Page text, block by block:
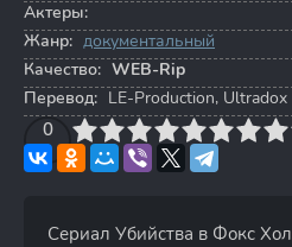
Актеры:
Жанр: документальный
Качество: WEB-Rip
Перевод: LE-Production, Ultradox
0
4 6 7 8 9 10
Сериал Убийства в Фокс